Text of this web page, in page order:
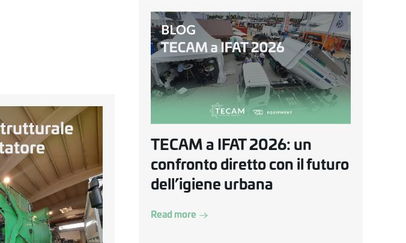
TECAM a IFAT 2026: un
confronto diretto con il futuro
dell’igiene urbana
Read more